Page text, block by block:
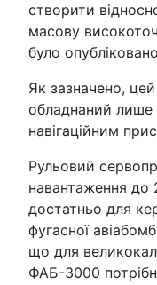
створити
масову
було
Як зазначено,
обладнаний
навігаційним
Рульовий
навантаження до
достатньо для
фугасної
що для
ФАБ-3000